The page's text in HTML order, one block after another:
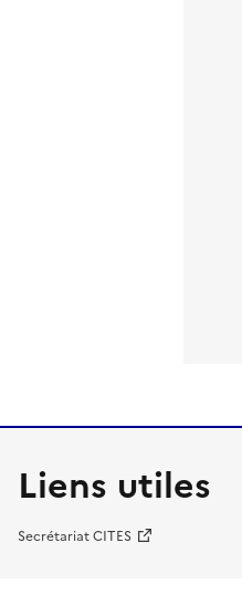
Liens utiles
Secrétariat CITES